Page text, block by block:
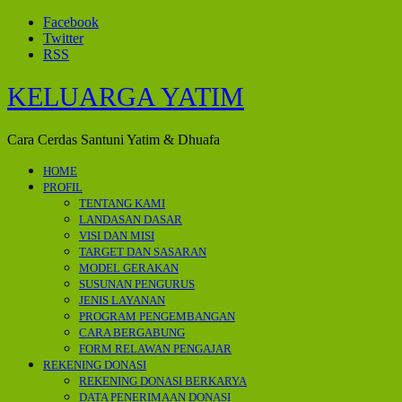
Facebook
Twitter
RSS
KELUARGA YATIM
Cara Cerdas Santuni Yatim & Dhuafa
HOME
PROFIL
TENTANG KAMI
LANDASAN DASAR
VISI DAN MISI
TARGET DAN SASARAN
MODEL GERAKAN
SUSUNAN PENGURUS
JENIS LAYANAN
PROGRAM PENGEMBANGAN
CARA BERGABUNG
FORM RELAWAN PENGAJAR
REKENING DONASI
REKENING DONASI BERKARYA
DATA PENERIMAAN DONASI